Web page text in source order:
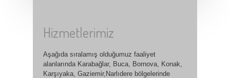
Hizmetlerimiz
Aşağıda sıralamış olduğumuz faaliyet
alanlarında Karabağlar, Buca, Bornova, Konak,
Karşıyaka, Gaziemir,Narlıdere bölgelerinde